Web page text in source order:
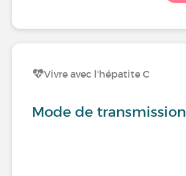
Vivre avec l'hépatite C
Mode de transmission